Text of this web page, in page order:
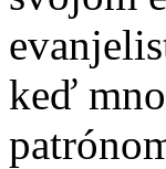
keď